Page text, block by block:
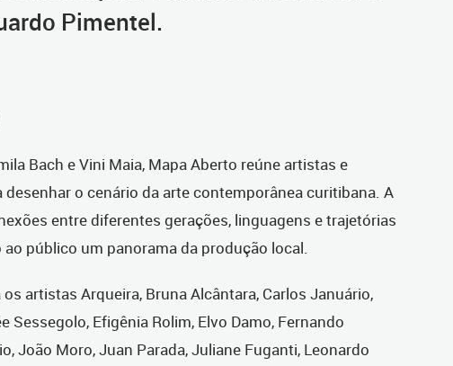
Pimentel.
Bach e Vini Maia, Mapa Aberto reúne artistas e
desenhar o cenário da arte contemporânea curitibana. A
entre diferentes gerações, linguagens e trajetórias
público um panorama da produção local.
artistas Arqueira, Bruna Alcântara, Carlos Januário,
Sessegolo, Efigênia Rolim, Elvo Damo, Fernando
João Moro, Juan Parada, Juliane Fuganti, Leonardo